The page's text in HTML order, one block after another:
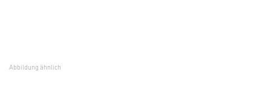
Abbildung ähnlich